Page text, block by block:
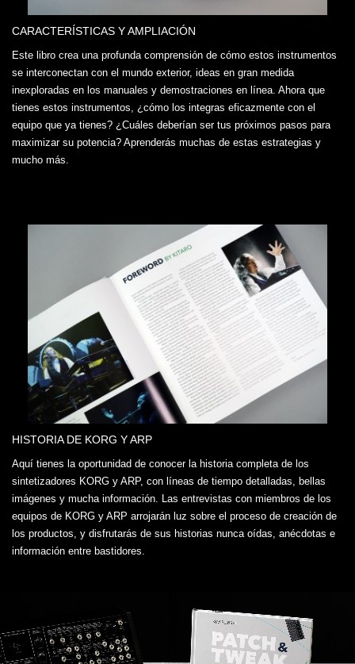
CARACTERÍSTICAS Y AMPLIACIÓN
Este libro crea una profunda comprensión de cómo estos instrumentos
se interconectan con el mundo exterior, ideas en gran medida
inexploradas en los manuales y demostraciones en línea. Ahora que
tienes estos instrumentos, ¿cómo los integras eficazmente con el
equipo que ya tienes? ¿Cuáles deberían ser tus próximos pasos para
maximizar su potencia? Aprenderás muchas de estas estrategias y
mucho más.
HISTORIA DE KORG Y ARP
Aquí tienes la oportunidad de conocer la historia completa de los
sintetizadores KORG y ARP, con líneas de tiempo detalladas, bellas
imágenes y mucha información. Las entrevistas con miembros de los
equipos de KORG y ARP arrojarán luz sobre el proceso de creación de
los productos, y disfrutarás de sus historias nunca oídas, anécdotas e
información entre bastidores.